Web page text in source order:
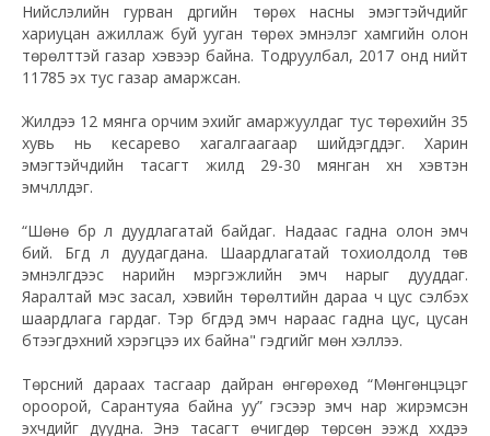
Нийслэлийн гурван дүүргийн төрөх насны эмэгтэйчүүдийг
хариуцан ажиллаж буй ууган төрөх эмнэлэг хамгийн олон
төрөлттэй газар хэвээр байна. Тодруулбал, 2017 онд нийт
11785 эх тус газар амаржсан.
Жилдээ 12 мянга орчим эхийг амаржуулдаг тус төрөхийн 35
хувь нь кесарево хагалгаагаар шийдэгддэг. Харин
эмэгтэйчүүдийн тасагт жилд 29-30 мянган хүн хэвтэн
эмчлүүлдэг.
“Шөнө бүр л дуудлагатай байдаг. Надаас гадна олон эмч
бий. Бүгд л дуудагдана. Шаардлагатай тохиолдолд төв
эмнэлгүүдээс нарийн мэргэжлийн эмч нарыг дууддаг.
Яаралтай мэс засал, хэвийн төрөлтийн дараа ч цус сэлбэх
шаардлага гардаг. Тэр бүгдэд эмч нараас гадна цус, цусан
бүтээгдэхүүний хэрэгцээ их байна" гэдгийг мөн хэллээ.
Төрсний дараах тасгаар дайран өнгөрөхөд “Мөнгөнцэцэг
ороорой, Сарантуяа байна уу” гэсээр эмч нар жирэмсэн
эхчүүдийг дуудна. Энэ тасагт өчигдөр төрсөн ээжүүд хүүхдээ